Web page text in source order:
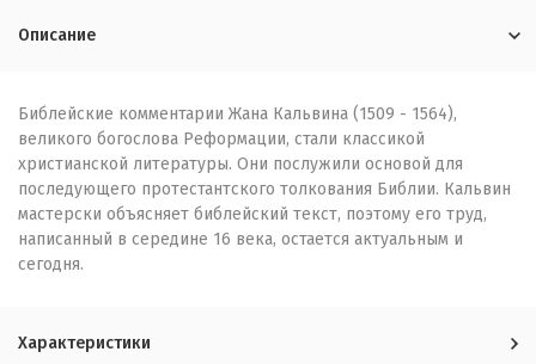
Описание
Библейские комментарии Жана Кальвина (1509 - 1564),
великого богослова Реформации, стали классикой
христианской литературы. Они послужили основой для
последующего протестантского толкования Библии. Кальвин
мастерски объясняет библейский текст, поэтому его труд,
написанный в середине 16 века, остается актуальным и
сегодня.
Характеристики